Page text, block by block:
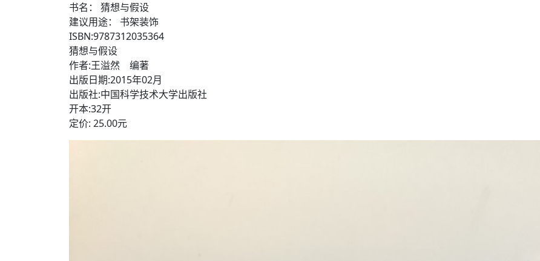
书名： 猜想与假设
建议用途： 书架装饰
ISBN:9787312035364
猜想与假设
作者:王溢然 编著
出版日期:2015年02月
出版社:中国科学技术大学出版社
开本:32开
定价: 25.00元